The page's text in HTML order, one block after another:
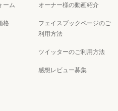
ーム
格
オーナー様の動画紹介
フェイスブックページのご
利用方法
ツイッターのご利用方法
感想レビュー募集